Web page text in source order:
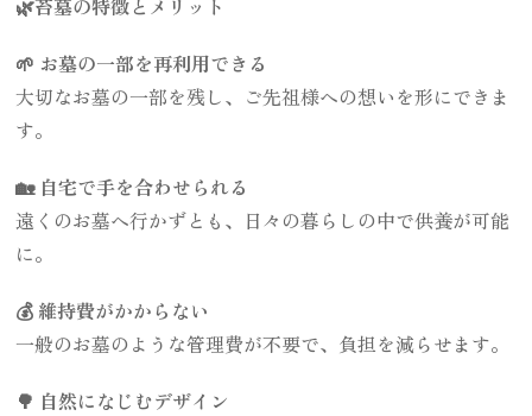
🌱 お墓の一部を再利用できる
大切なお墓の一部を残し、ご先祖様への想いを形にできま
す。
🏡 自宅で手を合わせられる
遠くのお墓へ行かずとも、日々の暮らしの中で供養が可能
に。
💰 維持費がかからない
一般のお墓のような管理費が不要で、負担を減らせます。
🌳 自然になじむデザイン